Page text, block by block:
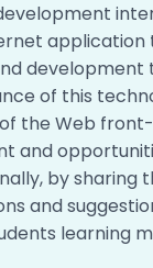
application
of this
the Web
and
by sharing
and
learning